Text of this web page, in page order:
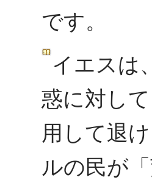
です。
イエスは
惑に対し
用して退
ルの民が